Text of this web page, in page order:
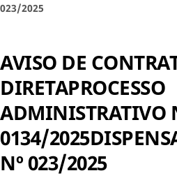
023/2025
AVISO DE
DIRETAPROCESSO
ADMINISTRATIVO
0134/
Nº 023/2025